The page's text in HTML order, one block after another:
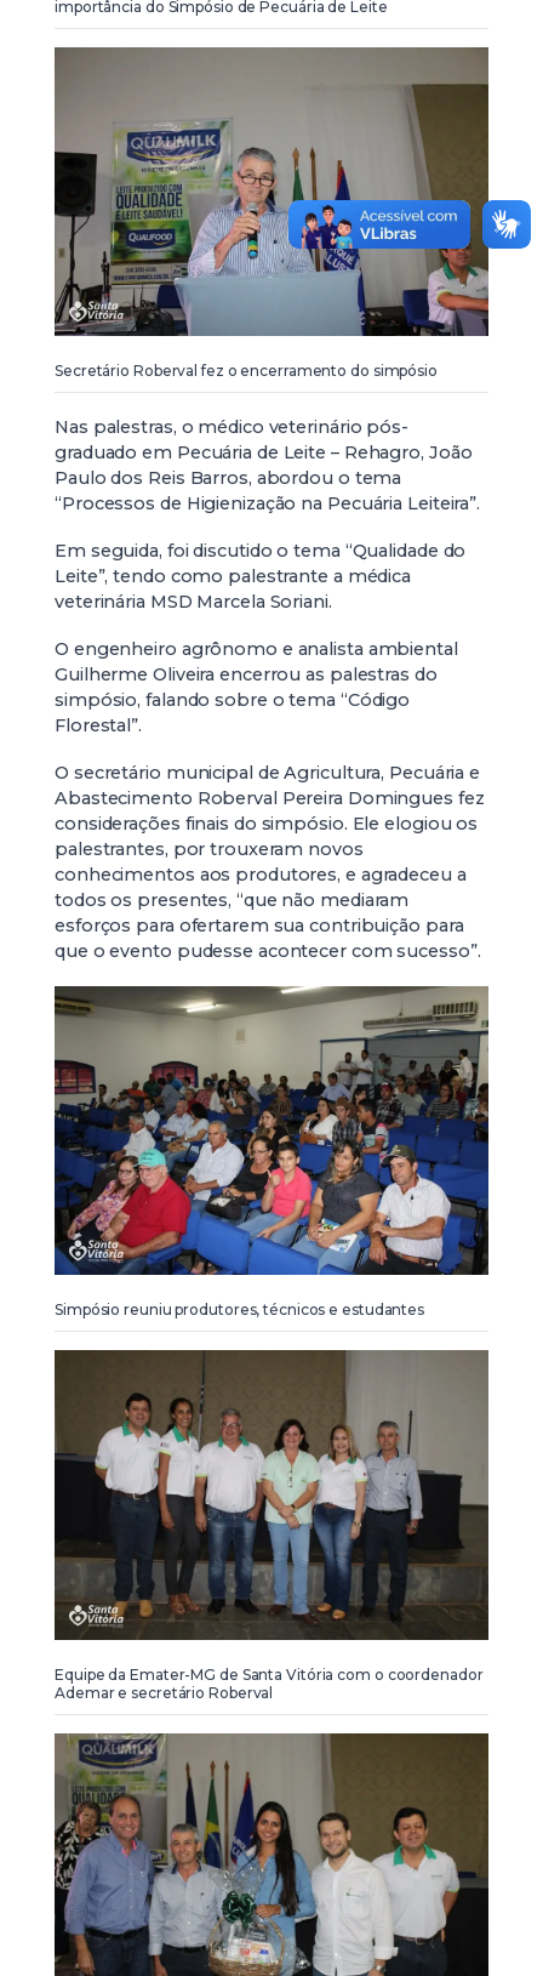
importância do Simpósio de Pecuária de Leite
Secretário Roberval fez o encerramento do simpósio
Nas palestras, o médico veterinário pós-
graduado em Pecuária de Leite – Rehagro, João
Paulo dos Reis Barros, abordou o tema
“Processos de Higienização na Pecuária Leiteira”.
Em seguida, foi discutido o tema “Qualidade do
Leite”, tendo como palestrante a médica
veterinária MSD Marcela Soriani.
O engenheiro agrônomo e analista ambiental
Guilherme Oliveira encerrou as palestras do
simpósio, falando sobre o tema “Código
Florestal”.
O secretário municipal de Agricultura, Pecuária e
Abastecimento Roberval Pereira Domingues fez
considerações finais do simpósio. Ele elogiou os
palestrantes, por trouxeram novos
conhecimentos aos produtores, e agradeceu a
todos os presentes, “que não mediaram
esforços para ofertarem sua contribuição para
que o evento pudesse acontecer com sucesso”.
Simpósio reuniu produtores, técnicos e estudantes
Equipe da Emater-MG de Santa Vitória com o coordenador
Ademar e secretário Roberval